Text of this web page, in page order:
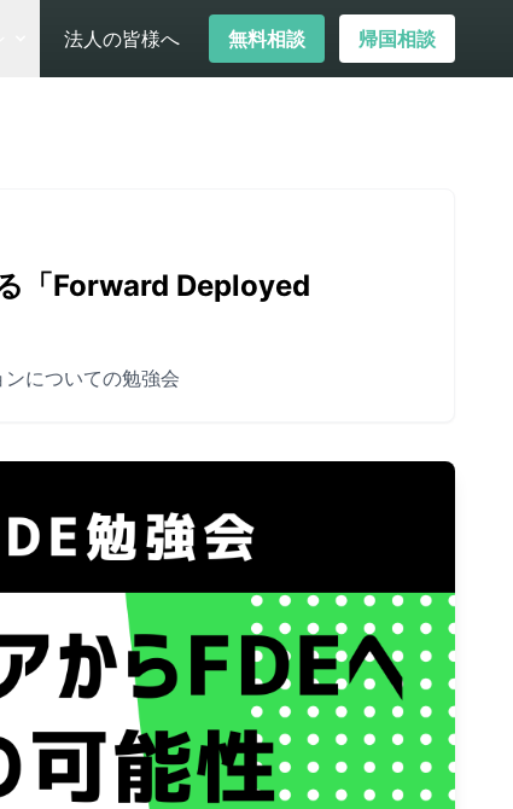
法人の皆様へ 無料相談 帰国相談
「Forward Deployed
についての勉強会